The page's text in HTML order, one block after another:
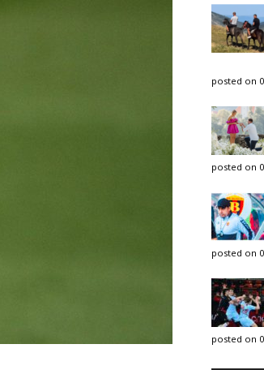
posted on
posted on
posted on
posted on